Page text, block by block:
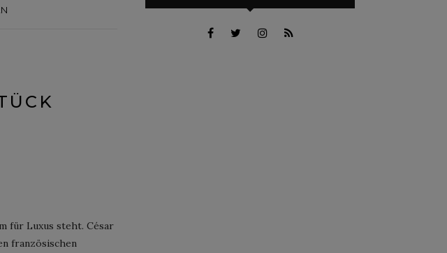
für Luxus steht. César
französischen